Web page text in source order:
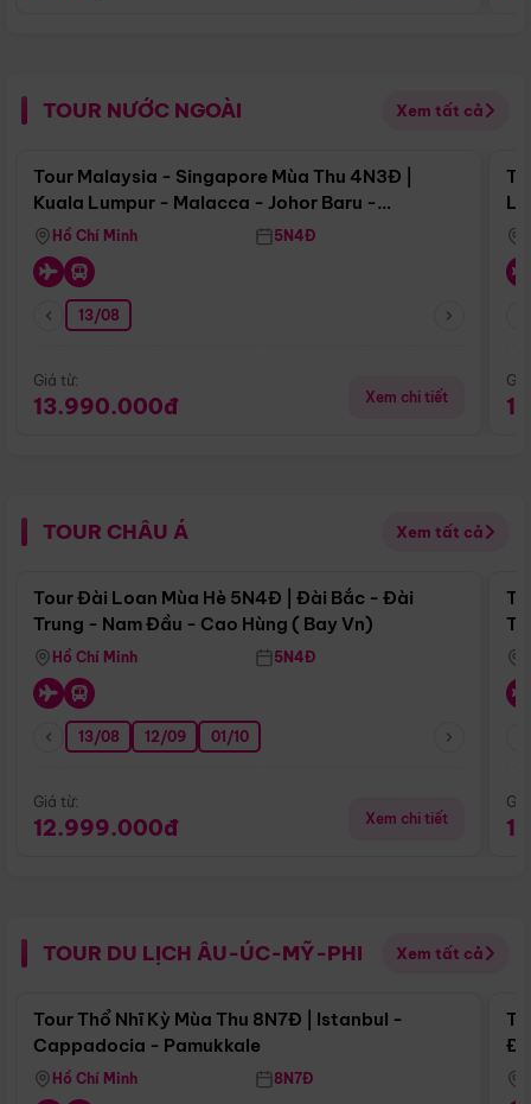
TOUR NƯỚC NGOÀI Xem tất cả
Điểm nổi bật
Tour Malaysia - Singapore Mùa Thu 4N3Đ |
Kuala Lumpur - Malacca - Johor Baru -
Singapore
Hồ Chí Minh 5N4Đ
13/08
Giá từ:
13.990.000đ Xem chi tiết
TOUR CHÂU Á Xem tất cả
Điểm nổi bật
Tour Đài Loan Mùa Hè 5N4Đ | Đài Bắc - Đài
Trung - Nam Đầu - Cao Hùng ( Bay Vn)
Hồ Chí Minh 5N4Đ
13/08 12/09 01/10
Giá từ:
12.999.000đ Xem chi tiết
TOUR DU LỊCH ÂU-ÚC-MỸ-PHI Xem tất cả
Điểm nổi bật
Tour Thổ Nhĩ Kỳ Mùa Thu 8N7Đ | Istanbul -
Cappadocia - Pamukkale
Hồ Chí Minh 8N7Đ